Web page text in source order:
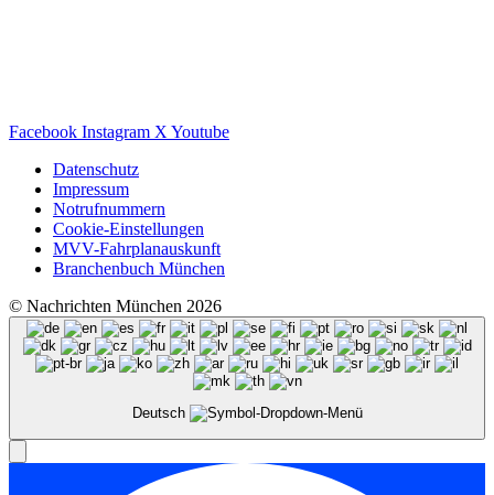
Facebook Instagram X Youtube
Datenschutz
Impressum
Notrufnummern
Cookie-Einstellungen
MVV-Fahrplanauskunft
Branchenbuch München
© Nachrichten München 2026
Deutsch